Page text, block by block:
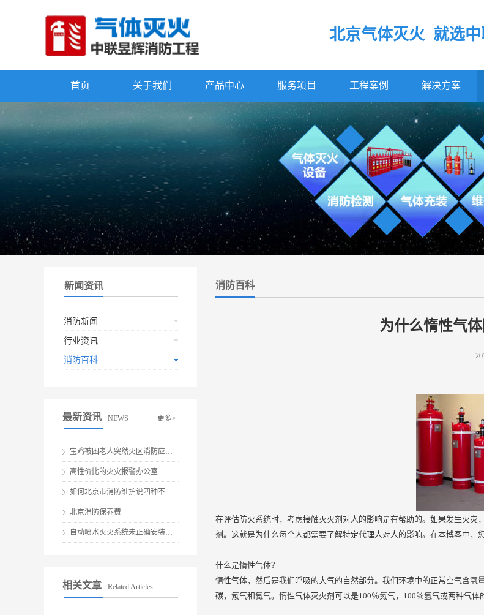
北京气体灭火 就选
首页 关于我们 产品中心 服务项目 工程案例 解决方案
新闻资讯
消防新闻
行业资讯
消防百科
最新资讯 NEWS 更多>
宝鸡被困老人突然火区消防应急救援
高性价比的火灾报警办公室
如何北京市消防维护说四种不要做伤害
北京消防保养费
自动喷水灭火系统未正确安装就会有安全隐患
相关文章 Related Articles
消防百科
为什么惰性气
在评估防火系统时，考虑接触灭火剂对人的影响是有帮助的。如果发生火
剂。这就是为什么每个人都需要了解特定代理人对人的影响。在本博客中，
什么是惰性气体？
惰性气体，然后是我们呼吸的大气的自然部分。我们环境中的正常空气含
碳，氖气和氦气。惰性气体灭火剂可以是100％氮气，100％氩气或两种气体